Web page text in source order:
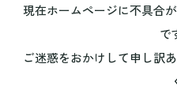
現在ホームページに不具合
で
ご迷惑をおかけして申し訳